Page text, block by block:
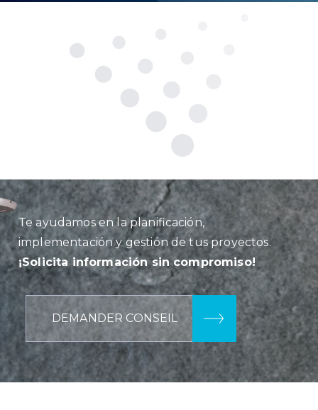
Te ayudamos en la planificación,
implementación y gestión de tus proyectos.
¡Solicita información sin compromiso!
DEMANDER CONSEIL